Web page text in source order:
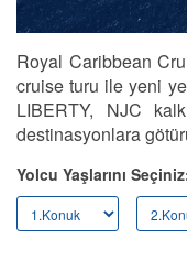
Royal Caribbean
cruise turu ile yeni
LIBERTY, NJC
destinasyonlara
Yolcu Yaşlarını